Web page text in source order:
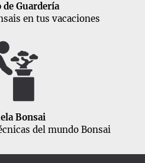
de Guardería
en tus vacaciones
Bonsai
del mundo Bonsai